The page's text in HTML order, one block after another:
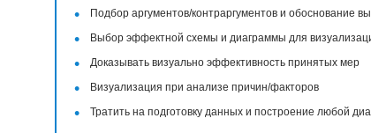
• Подбор аргументов/контраргументов и обоснование
• Выбор эффектной схемы и диаграммы для
• Доказывать визуально эффективность принятых мер
• Визуализация при анализе причин/факторов
• Тратить на подготовку данных и построение любой